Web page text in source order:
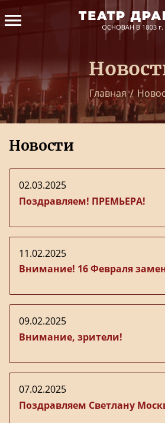
Главная /
Новости
02.03.2025
Поздравляем! ПРЕМЬЕРА!
11.02.2025
Внимание! 16 Февраля
09.02.2025
Внимание, зрители!
07.02.2025
Поздравляем Светлану